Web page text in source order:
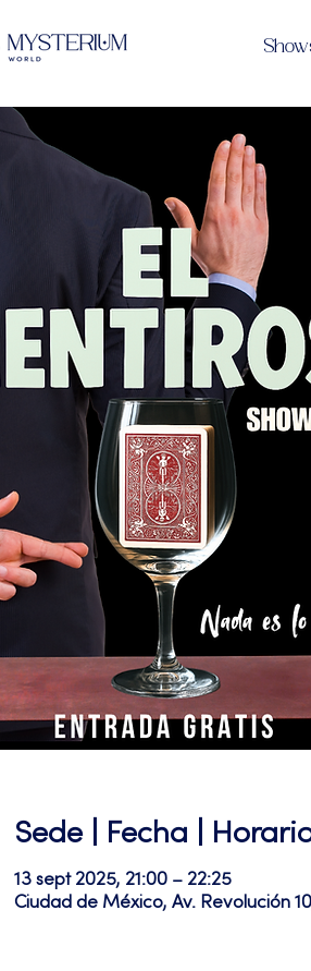
Sede | Fecha |
13 sept 2025, 21:00 – 22:25
Ciudad de México, Av. Revolución